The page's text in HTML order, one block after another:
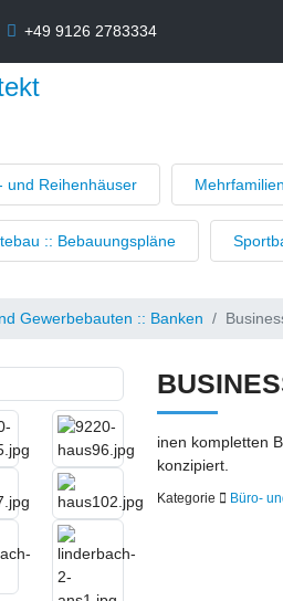
+49 9126 2783334
und Reihenhäuser
:: Bebauungspläne
Gewerbebauten :: Banken
inen kompletten
konzipiert.
Kategorie Büro-